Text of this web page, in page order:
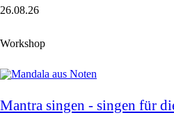
26.08.26
Workshop
Mantra singen - singen für